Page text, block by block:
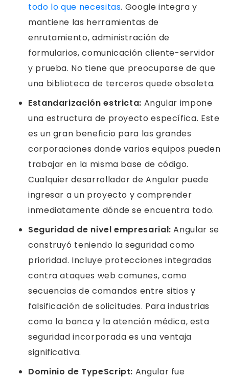
todo lo que necesitas. Google integra y
mantiene las herramientas de
enrutamiento, administración de
formularios, comunicación cliente-servidor
y prueba. No tiene que preocuparse de que
una biblioteca de terceros quede obsoleta.
Estandarización estricta: Angular impone
una estructura de proyecto específica. Este
es un gran beneficio para las grandes
corporaciones donde varios equipos pueden
trabajar en la misma base de código.
Cualquier desarrollador de Angular puede
ingresar a un proyecto y comprender
inmediatamente dónde se encuentra todo.
Seguridad de nivel empresarial:Angular se
construyó teniendo la seguridad como
prioridad. Incluye protecciones integradas
contra ataques web comunes, como
secuencias de comandos entre sitios y
falsificación de solicitudes. Para industrias
como la banca y la atención médica, esta
seguridad incorporada es una ventaja
significativa.
Dominio de TypeScript: Angular fue